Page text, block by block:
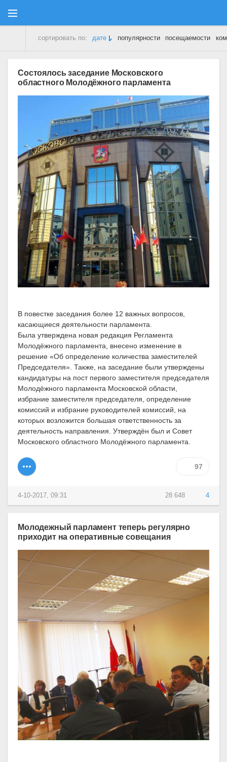
сортировать по: дате популярности посещаемости
Cостоялось заседание Московского
областного Молодёжного парламента
В повестке заседания более 12 важных вопросов,
касающиеся деятельности парламента.
Была утверждена новая редакция Регламента
Молодёжного парламента, внесено изменение в
решение «Об определение количества заместителей
Председателя». Также, на заседание были утверждены
кандидатуры на пост первого заместителя председателя
Молодёжного парламента Московской области,
избрание заместителя председателя, определение
комиссий и избрание руководителей комиссий, на
которых возложится большая ответственность за
деятельность направления. Утверждён был и Совет
Московского областного Молодёжного парламента.
97
28 648 4
4-10-2017, 09:31
Молодежный парламент теперь регулярно
приходит на оперативные совещания